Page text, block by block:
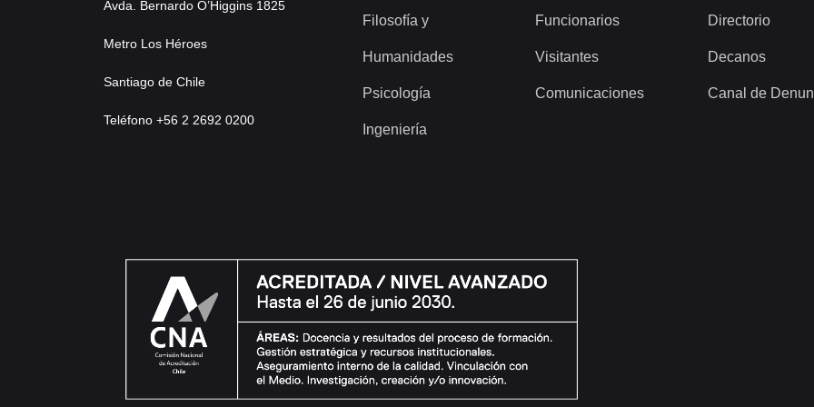
Avda. Bernardo O’Higgins 1825
Metro Los Héroes
Santiago de Chile
Teléfono +56 2 2692 0200
Filosofía y
Humanidades
Psicología
Ingeniería
Funcionarios
Visitantes
Comunicaciones
Directorio
Decanos
Canal de